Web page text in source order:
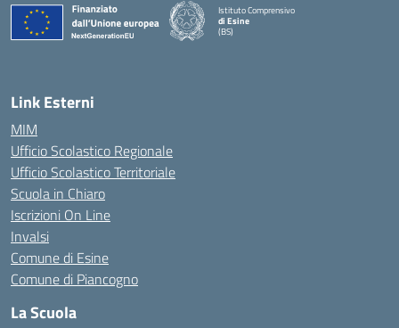
Istituto Comprensivo
di Esine
(BS)
Link Esterni
MIM
Ufficio Scolastico Regionale
Ufficio Scolastico Territoriale
Scuola in Chiaro
Iscrizioni On Line
Invalsi
Comune di Esine
Comune di Piancogno
La Scuola